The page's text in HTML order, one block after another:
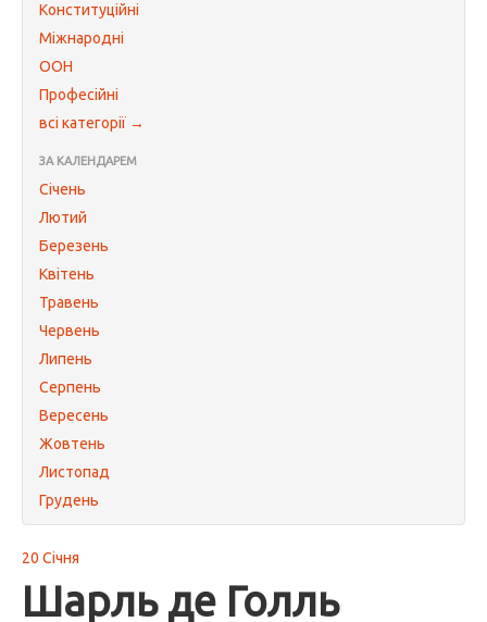
Конституційні
Міжнародні
ООН
Професійні
всі категорії →
ЗА КАЛЕНДАРЕМ
Січень
Лютий
Березень
Квітень
Травень
Червень
Липень
Серпень
Вересень
Жовтень
Листопад
Грудень
20 Січня
Шарль де Голль